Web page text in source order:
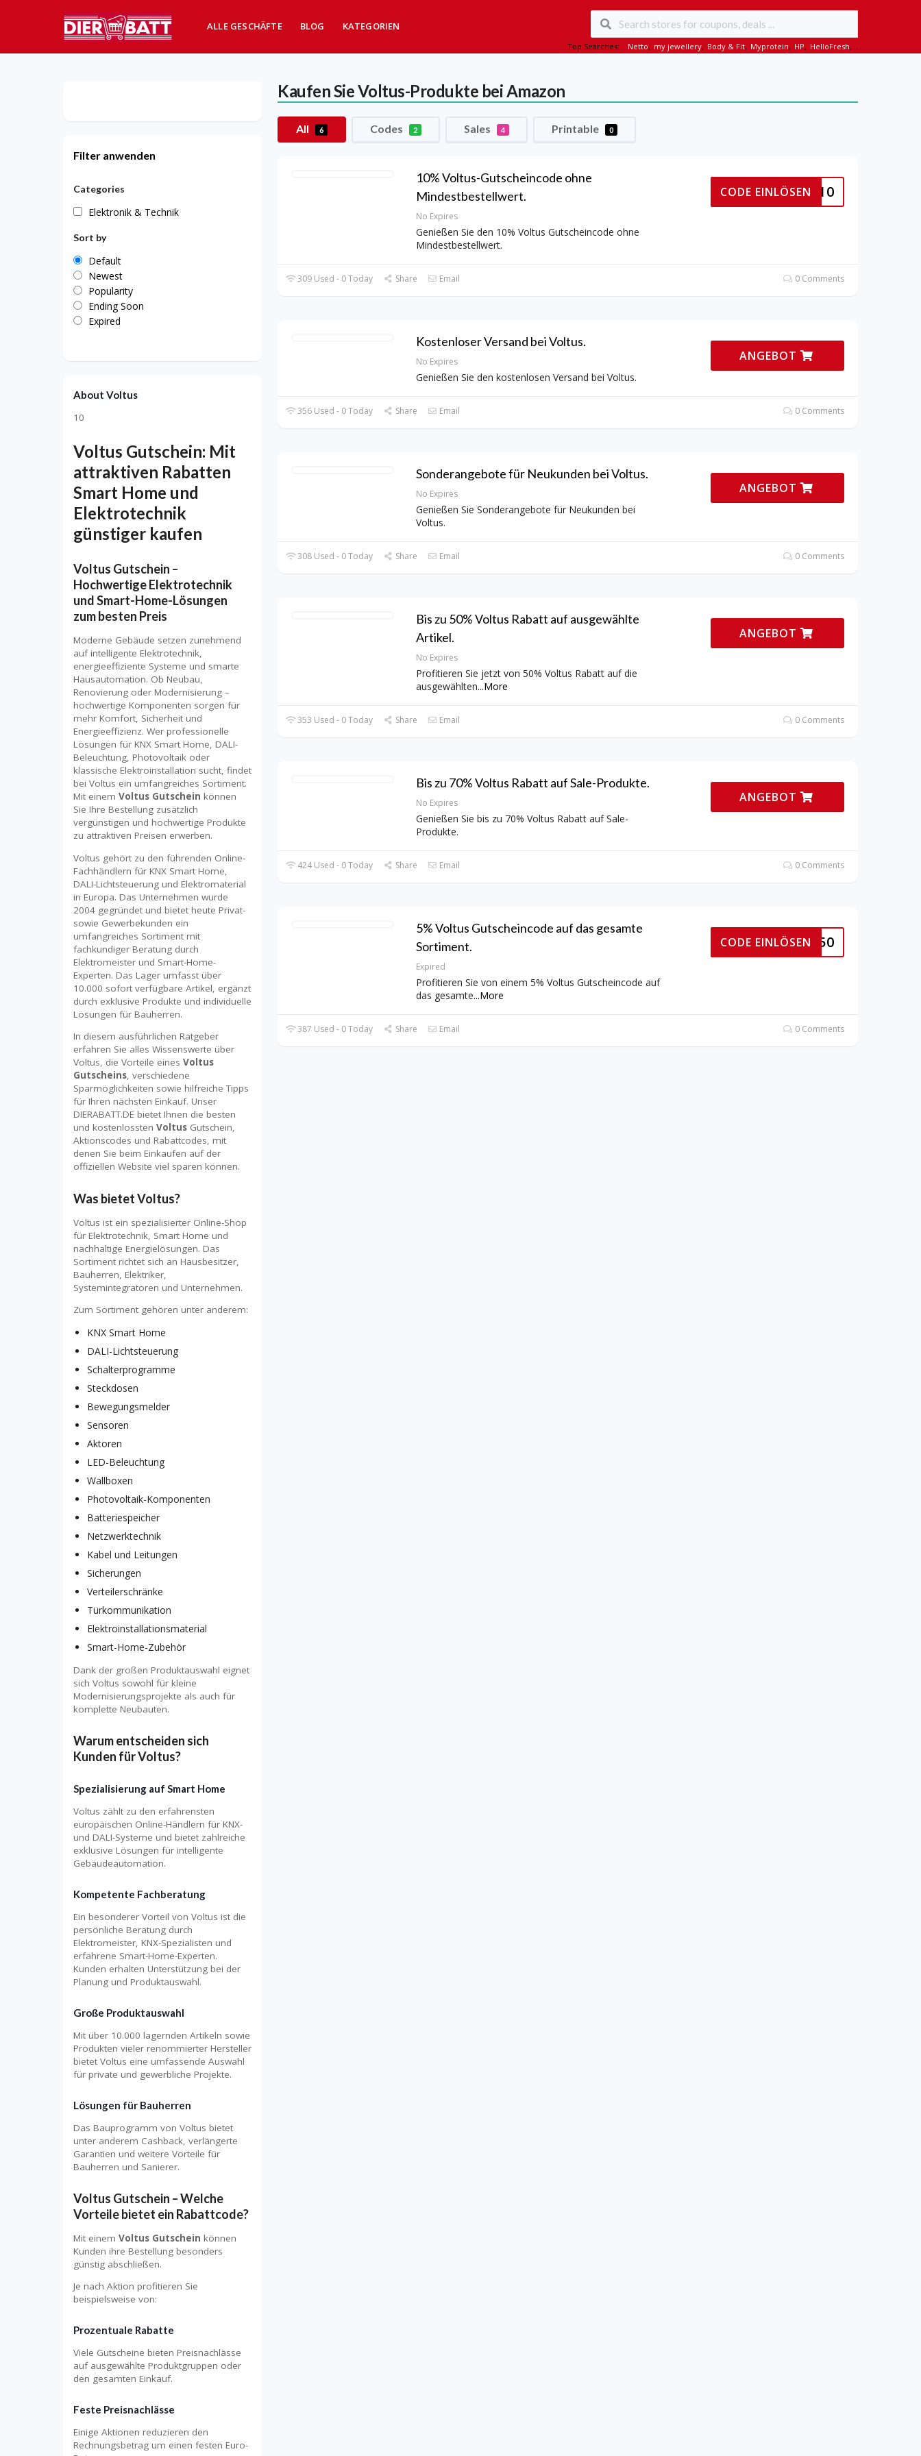
ALLE GESCHÄFTE BLOG KATEGORIEN
Top Searches: Netto, my jewellery, Body & Fit, Myprotein, HP, HelloFresh,...
Kaufen Sie Voltus-Produkte bei Amazon
All 6 Codes 2 Sales 4 Printable 0
10% Voltus-Gutscheincode ohne
Mindestbestellwert.
No Expires
Genießen Sie den 10% Voltus Gutscheincode ohne
Mindestbestellwert.
VOLTUS10
CODE EINLÖSEN
309 Used - 0 Today Share Email 0 Comments
Kostenloser Versand bei Voltus.
No Expires
Genießen Sie den kostenlosen Versand bei Voltus.
ANGEBOT
356 Used - 0 Today Share Email 0 Comments
Sonderangebote für Neukunden bei Voltus.
No Expires
Genießen Sie Sonderangebote für Neukunden bei
Voltus.
ANGEBOT
308 Used - 0 Today Share Email 0 Comments
Bis zu 50% Voltus Rabatt auf ausgewählte
Artikel.
No Expires
Profitieren Sie jetzt von 50% Voltus Rabatt auf die
ausgewählten...More
ANGEBOT
353 Used - 0 Today Share Email 0 Comments
Bis zu 70% Voltus Rabatt auf Sale-Produkte.
No Expires
Genießen Sie bis zu 70% Voltus Rabatt auf Sale-
Produkte.
ANGEBOT
424 Used - 0 Today Share Email 0 Comments
5% Voltus Gutscheincode auf das gesamte
Sortiment.
Expired
Profitieren Sie von einem 5% Voltus Gutscheincode auf
das gesamte...More
BOOTS50
CODE EINLÖSEN
387 Used - 0 Today Share Email 0 Comments
Filter anwenden
Categories
Elektronik & Technik
Sort by
Default
Newest
Popularity
Ending Soon
Expired
About Voltus
10
Voltus Gutschein: Mit
attraktiven Rabatten
Smart Home und
Elektrotechnik
günstiger kaufen
Voltus Gutschein –
Hochwertige Elektrotechnik
und Smart-Home-Lösungen
zum besten Preis
Moderne Gebäude setzen zunehmend
auf intelligente Elektrotechnik,
energieeffiziente Systeme und smarte
Hausautomation. Ob Neubau,
Renovierung oder Modernisierung –
hochwertige Komponenten sorgen für
mehr Komfort, Sicherheit und
Energieeffizienz. Wer professionelle
Lösungen für KNX Smart Home, DALI-
Beleuchtung, Photovoltaik oder
klassische Elektroinstallation sucht, findet
bei Voltus ein umfangreiches Sortiment.
Mit einem Voltus Gutschein können
Sie Ihre Bestellung zusätzlich
vergünstigen und hochwertige Produkte
zu attraktiven Preisen erwerben.
Voltus gehört zu den führenden Online-
Fachhändlern für KNX Smart Home,
DALI-Lichtsteuerung und Elektromaterial
in Europa. Das Unternehmen wurde
2004 gegründet und bietet heute Privat-
sowie Gewerbekunden ein
umfangreiches Sortiment mit
fachkundiger Beratung durch
Elektromeister und Smart-Home-
Experten. Das Lager umfasst über
10.000 sofort verfügbare Artikel, ergänzt
durch exklusive Produkte und individuelle
Lösungen für Bauherren.
In diesem ausführlichen Ratgeber
erfahren Sie alles Wissenswerte über
Voltus, die Vorteile eines Voltus
Gutscheins, verschiedene
Sparmöglichkeiten sowie hilfreiche Tipps
für Ihren nächsten Einkauf. Unser
DIERABATT.DE bietet Ihnen die besten
und kostenlossten Voltus Gutschein,
Aktionscodes und Rabattcodes, mit
denen Sie beim Einkaufen auf der
offiziellen Website viel sparen können.
Was bietet Voltus?
Voltus ist ein spezialisierter Online-Shop
für Elektrotechnik, Smart Home und
nachhaltige Energielösungen. Das
Sortiment richtet sich an Hausbesitzer,
Bauherren, Elektriker,
Systemintegratoren und Unternehmen.
Zum Sortiment gehören unter anderem:
KNX Smart Home
DALI-Lichtsteuerung
Schalterprogramme
Steckdosen
Bewegungsmelder
Sensoren
Aktoren
LED-Beleuchtung
Wallboxen
Photovoltaik-Komponenten
Batteriespeicher
Netzwerktechnik
Kabel und Leitungen
Sicherungen
Verteilerschränke
Türkommunikation
Elektroinstallationsmaterial
Smart-Home-Zubehör
Dank der großen Produktauswahl eignet
sich Voltus sowohl für kleine
Modernisierungsprojekte als auch für
komplette Neubauten.
Warum entscheiden sich
Kunden für Voltus?
Spezialisierung auf Smart Home
Voltus zählt zu den erfahrensten
europäischen Online-Händlern für KNX-
und DALI-Systeme und bietet zahlreiche
exklusive Lösungen für intelligente
Gebäudeautomation.
Kompetente Fachberatung
Ein besonderer Vorteil von Voltus ist die
persönliche Beratung durch
Elektromeister, KNX-Spezialisten und
erfahrene Smart-Home-Experten.
Kunden erhalten Unterstützung bei der
Planung und Produktauswahl.
Große Produktauswahl
Mit über 10.000 lagernden Artikeln sowie
Produkten vieler renommierter Hersteller
bietet Voltus eine umfassende Auswahl
für private und gewerbliche Projekte.
Lösungen für Bauherren
Das Bauprogramm von Voltus bietet
unter anderem Cashback, verlängerte
Garantien und weitere Vorteile für
Bauherren und Sanierer.
Voltus Gutschein – Welche
Vorteile bietet ein Rabattcode?
Mit einem Voltus Gutschein können
Kunden ihre Bestellung besonders
günstig abschließen.
Je nach Aktion profitieren Sie
beispielsweise von:
Prozentuale Rabatte
Viele Gutscheine bieten Preisnachlässe
auf ausgewählte Produktgruppen oder
den gesamten Einkauf.
Feste Preisnachlässe
Einige Aktionen reduzieren den
Rechnungsbetrag um einen festen Euro-